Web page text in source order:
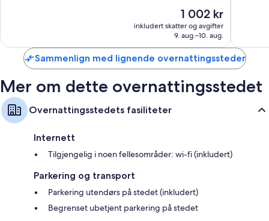
Prisen
er
1 002 kr
1 002 kr
inkludert skatter og avgifter
9. aug.–10. aug.
Sammenlign med lignende overnattingssteder
Mer om dette overnattingsstedet
Overnattingsstedets fasiliteter
Internett
Tilgjengelig i noen fellesområder: wi-fi (inkludert)
Parkering og transport
Parkering utendørs på stedet (inkludert)
Begrenset ubetjent parkering på stedet